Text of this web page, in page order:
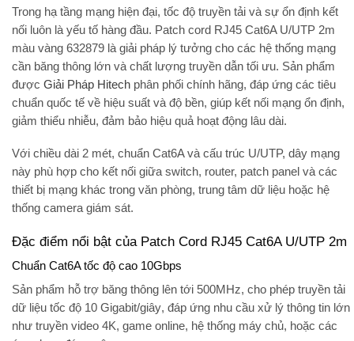
Trong hạ tầng mạng hiện đại, tốc độ truyền tải và sự ổn định kết
nối luôn là yếu tố hàng đầu. Patch cord RJ45 Cat6A U/UTP 2m
màu vàng 632879 là giải pháp lý tưởng cho các hệ thống mạng
cần băng thông lớn và chất lượng truyền dẫn tối ưu. Sản phẩm
được Giải Pháp Hitech phân phối chính hãng, đáp ứng các tiêu
chuẩn quốc tế về hiệu suất và độ bền, giúp kết nối mạng ổn định,
giảm thiểu nhiễu, đảm bảo hiệu quả hoạt động lâu dài.
Với chiều dài 2 mét, chuẩn Cat6A và cấu trúc U/UTP, dây mạng
này phù hợp cho kết nối giữa switch, router, patch panel và các
thiết bị mạng khác trong văn phòng, trung tâm dữ liệu hoặc hệ
thống camera giám sát.
Đặc điểm nổi bật của Patch Cord RJ45 Cat6A U/UTP 2m
Chuẩn Cat6A tốc độ cao 10Gbps
Sản phẩm hỗ trợ băng thông lên tới 500MHz, cho phép truyền tải
dữ liệu tốc độ 10 Gigabit/giây, đáp ứng nhu cầu xử lý thông tin lớn
như truyền video 4K, game online, hệ thống máy chủ, hoặc các